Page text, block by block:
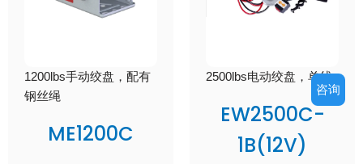
1200lbs手动绞盘，配有
钢丝绳
ME1200C
2500lbs电动绞盘，单线
EW2500C-
1B(12V)
咨询